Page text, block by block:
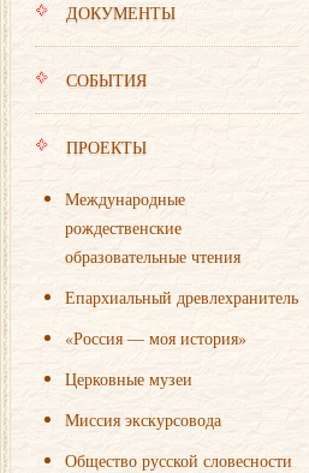
ДОКУМЕНТЫ
СОБЫТИЯ
ПРОЕКТЫ
Международные
рождественские
образовательные чтения
Епархиальный древлехранитель
«Россия — моя история»
Церковные музеи
Миссия экскурсовода
Общество русской словесности